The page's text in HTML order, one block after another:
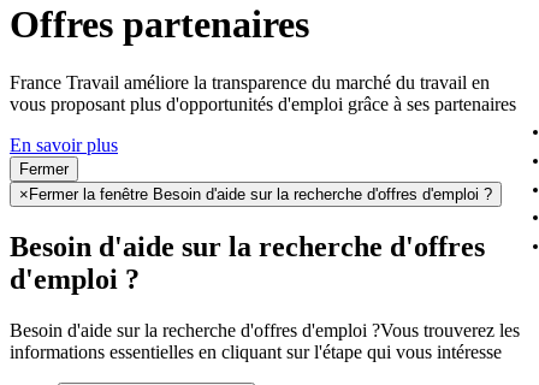
Offres partenaires
France Travail améliore la transparence du marché du travail en
vous proposant plus d'opportunités d'emploi grâce à ses partenaires
En savoir plus
Fermer
× Fermer la fenêtre Besoin d'aide sur la recherche d'offres d'emploi ?
Besoin d'aide sur la recherche d'offres
d'emploi ?
Besoin d'aide sur la recherche d'offres d'emploi ?Vous trouverez les
informations essentielles en cliquant sur l'étape qui vous intéresse